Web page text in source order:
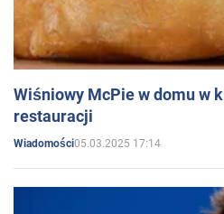
Wiśniowy McPie w domu w
restauracji
Wiadomości05.03.2025 17:14